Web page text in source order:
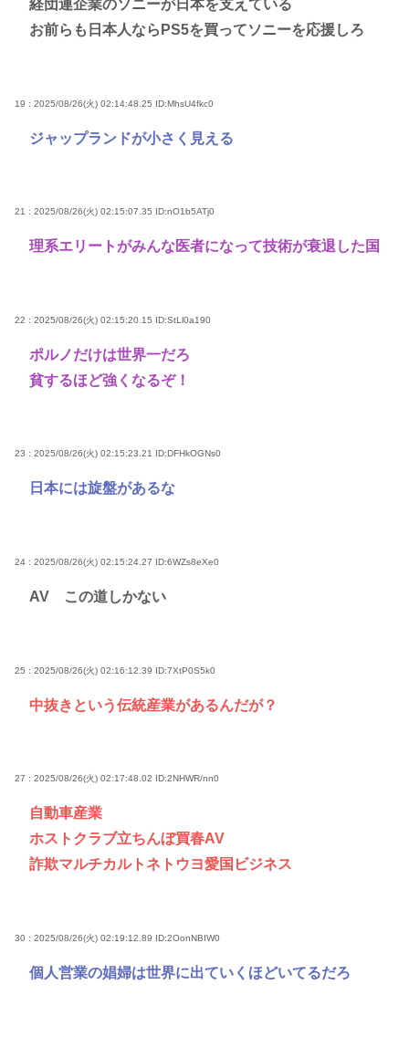
経団連企業のソニーが日本を支えている
お前らも日本人ならPS5を買ってソニーを応援しろ
19 : 2025/08/26(火) 02:14:48.25 ID:MhsU4fkc0
ジャップランドが小さく見える
21 : 2025/08/26(火) 02:15:07.35 ID:nO1b5ATj0
理系エリートがみんな医者になって技術が衰退した国
22 : 2025/08/26(火) 02:15:20.15 ID:StLl0a190
ポルノだけは世界一だろ
貧するほど強くなるぞ！
23 : 2025/08/26(火) 02:15:23.21 ID:DFHkOGNs0
日本には旋盤があるな
24 : 2025/08/26(火) 02:15:24.27 ID:6WZs8eXe0
AV この道しかない
25 : 2025/08/26(火) 02:16:12.39 ID:7XtP0S5k0
中抜きという伝統産業があるんだが？
27 : 2025/08/26(火) 02:17:48.02 ID:2NHWR/nn0
自動車産業
ホストクラブ立ちんぼ買春AV
詐欺マルチカルトネトウヨ愛国ビジネス
30 : 2025/08/26(火) 02:19:12.89 ID:2OonNBIW0
個人営業の娼婦は世界に出ていくほどいてるだろ